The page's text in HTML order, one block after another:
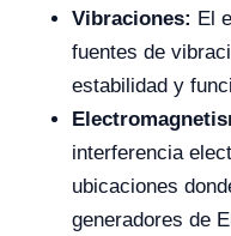
Vibraciones: El
fuentes de
estabilidad y
interferencia
ubicaciones
generadores de